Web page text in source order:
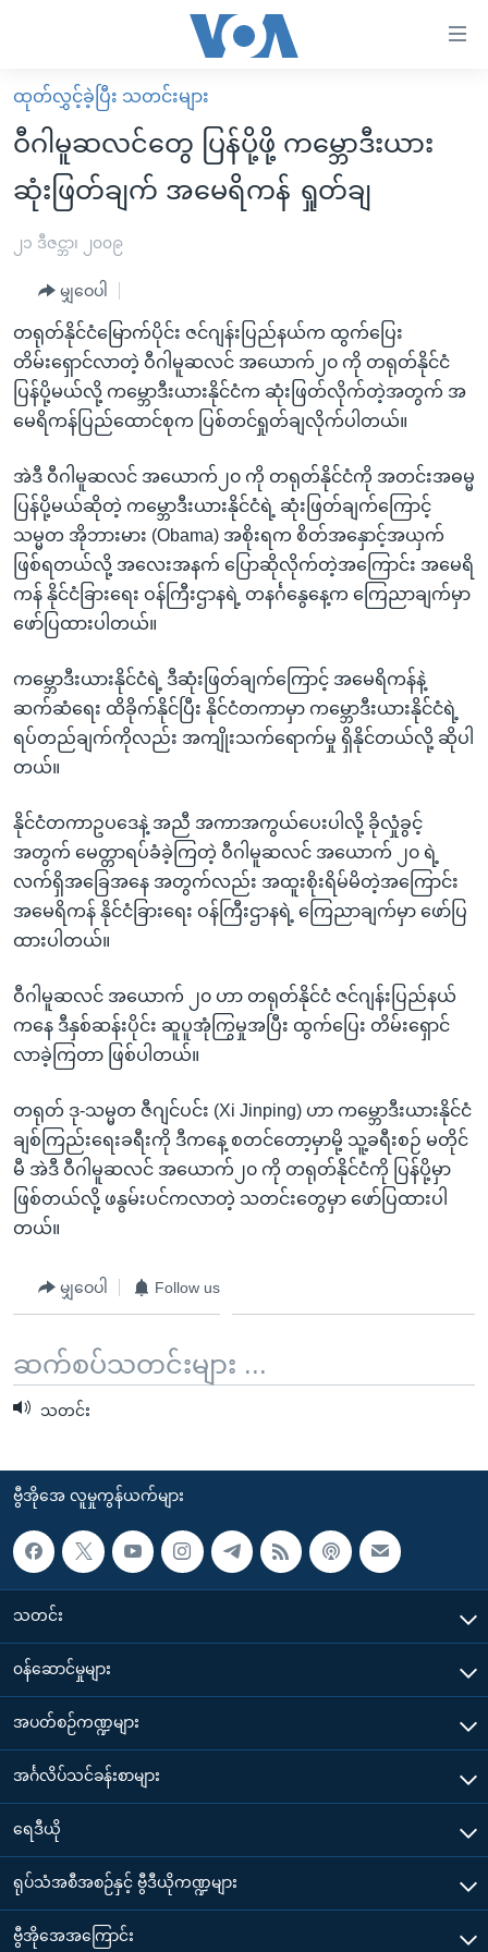
လွယ်ကူ
စေ
သည့်
Link
များ
အကြောင်းအရာ
ကျော်
ကြည့်
ပင်မ
အ
ညွန်း
စာမျက်နှာ
သို့
ကျော်
နေရာ
ကျော်
ရန်
မူလစာမျက်နှာ
မြန်မာ
ကမ္ဘာ့သတင်းများ
နိုင်ငံတကာ
အစ္စရေး-ပါလက်စတိုင်း
ဗွီဒီယို
ရပ်ဝန်းတခု လမ်းတခု အလွန်
အင်္ဂလိပ်စာလေ့လာမယ်
အမေရိကန်သုံးအီဒီယံ
မကြေးမုံရဲ့ အင်္ဂလိပ်စာ
ရုပ်ရှင်ထဲက အင်္ဂလိပ်စာ
သုတပဒေသာ အင်္ဂလိပ်စာ
အပတ်စဉ်ကဏ္ဍများ
ရေဒီယို
တီဗွီ
ရေဒီယိုနှင့်ရုပ်သံ အချက်အလက်များ
ရေဒီယို/တီဗွီအစီအစဉ်
Learning English
ဗွီအိုအေ လူမှုကွန်ယက်များ
ဘာသာစကားများ
ထုတ်လွှင့်ခဲ့ပြီး သတင်းများ
ဝီဂါမူဆလင်တွေ ပြန်ပို့ဖို့ ကမ္ဘောဒီးယား
ဆုံးဖြတ်ချက် အမေရိကန် ရှုတ်ချ
၂၁ ဒီဇင္ဘာ၊ ၂၀၀၉
မျှဝေပါ
တရုတ်နိုင်ငံမြောက်ပိုင်း ဇင်ဂျန်းပြည်နယ်က ထွက်ပြေး
တိမ်းရှောင်လာတဲ့ ဝီဂါမူဆလင် အယောက်၂၀ ကို တရုတ်နိုင်ငံ
ပြန်ပို့မယ်လို့ ကမ္ဘောဒီးယားနိုင်ငံက ဆုံးဖြတ်လိုက်တဲ့အတွက် အ
မေရိကန်ပြည်ထောင်စုက ပြစ်တင်ရှုတ်ချလိုက်ပါတယ်။
အဲဒီ ဝီဂါမူဆလင် အယောက်၂၀ ကို တရုတ်နိုင်ငံကို အတင်းအဓမ္မ
ပြန်ပို့မယ်ဆိုတဲ့ ကမ္ဘောဒီးယားနိုင်ငံရဲ့ ဆုံးဖြတ်ချက်ကြောင့်
သမ္မတ အိုဘားမား (Obama) အစိုးရက စိတ်အနှောင့်အယှက်
ဖြစ်ရတယ်လို့ အလေးအနက် ပြောဆိုလိုက်တဲ့အကြောင်း အမေရိ
ကန် နိုင်ငံခြားရေး ဝန်ကြီးဌာနရဲ့ တနင်္ဂနွေနေ့က ကြေညာချက်မှာ
ဖော်ပြထားပါတယ်။
ကမ္ဘောဒီးယားနိုင်ငံရဲ့ ဒီဆုံးဖြတ်ချက်ကြောင့် အမေရိကန်နဲ့
ဆက်ဆံရေး ထိခိုက်နိုင်ပြီး နိုင်ငံတကာမှာ ကမ္ဘောဒီးယားနိုင်ငံရဲ့
ရပ်တည်ချက်ကိုလည်း အကျိုးသက်ရောက်မှု ရှိနိုင်တယ်လို့ ဆိုပါ
တယ်။
နိုင်ငံတကာဥပဒေနဲ့ အညီ အကာအကွယ်ပေးပါလို့ ခိုလှုံခွင့်
အတွက် မေတ္တာရပ်ခံခဲ့ကြတဲ့ ဝီဂါမူဆလင် အယောက် ၂၀ ရဲ့
လက်ရှိအခြေအနေ အတွက်လည်း အထူးစိုးရိမ်မိတဲ့အကြောင်း
အမေရိကန် နိုင်ငံခြားရေး ဝန်ကြီးဌာနရဲ့ ကြေညာချက်မှာ ဖော်ပြ
ထားပါတယ်။
ဝီဂါမူဆလင် အယောက် ၂၀ ဟာ တရုတ်နိုင်ငံ ဇင်ဂျန်းပြည်နယ်
ကနေ ဒီနှစ်ဆန်းပိုင်း ဆူပူအုံကြွမှုအပြီး ထွက်ပြေး တိမ်းရှောင်
လာခဲ့ကြတာ ဖြစ်ပါတယ်။
တရုတ် ဒု-သမ္မတ ဇီဂျင်ပင်း (Xi Jinping) ဟာ ကမ္ဘောဒီးယားနိုင်ငံ
ချစ်ကြည်းရေးခရီးကို ဒီကနေ့ စတင်တော့မှာမို့ သူ့ခရီးစဉ် မတိုင်
မီ အဲဒီ ဝီဂါမူဆလင် အယောက်၂၀ ကို တရုတ်နိုင်ငံကို ပြန်ပို့မှာ
ဖြစ်တယ်လို့ ဖနွမ်းပင်ကလာတဲ့ သတင်းတွေမှာ ဖော်ပြထားပါ
တယ်။
မျှဝေပါ Follow us
ဆက်စပ်သတင်းများ ...
သတင်း
ဗွီအိုအေ လူမှုကွန်ယက်များ
သတင်း
၀န်ဆောင်မှုများ
အပတ်စဉ်ကဏ္ဍများ
အင်္ဂလိပ်သင်ခန်းစာများ
ရေဒီယို
ရုပ်သံအစီအစဉ်နှင့် ဗွီဒီယိုကဏ္ဍများ
ဗွီအိုအေအကြောင်း